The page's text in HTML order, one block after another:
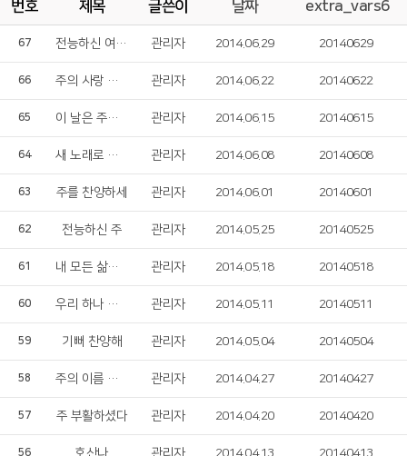
번호 제목 글쓴이 날짜 extra_vars6
67 전능하신 여호와여 관리자 2014.06.29 20140629
66 주의 사랑 나눌 때에 관리자 2014.06.22 20140622
65 이 날은 주의 날 관리자 2014.06.15 20140615
64 새 노래로 주를 찬양 관리자 2014.06.08 20140608
63 주를 찬양하세 관리자 2014.06.01 20140601
62 전능하신 주 관리자 2014.05.25 20140525
61 내 모든 삶의 찬양 관리자 2014.05.18 20140518
60 우리 하나 되어 관리자 2014.05.11 20140511
59 기뻐 찬양해 관리자 2014.05.04 20140504
58 주의 이름 영화롭도다 관리자 2014.04.27 20140427
57 주 부활하셨다 관리자 2014.04.20 20140420
56